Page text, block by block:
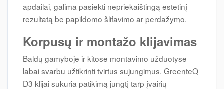
apdailai, galima pasiekti nepriekaištingą estetinį
rezultatą be papildomo šlifavimo ar perdažymo.
Korpusų ir montažo klijavimas
Baldų gamyboje ir kitose montavimo užduotyse
labai svarbu užtikrinti tvirtus sujungimus. GreenteQ
D3 klijai sukuria patikimą jungtį tarp įvairių